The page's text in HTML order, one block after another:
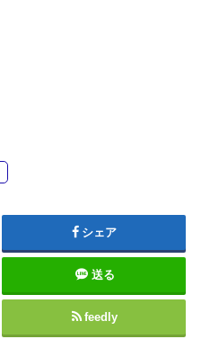
シェア
送る
feedly